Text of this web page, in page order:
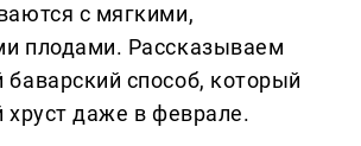
с мягкими,
плодами. Рассказываем
способ, который
хруст даже в феврале.